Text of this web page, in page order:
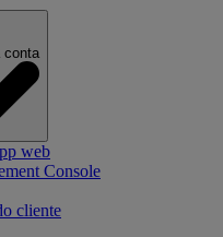
conta
web
Console
cliente